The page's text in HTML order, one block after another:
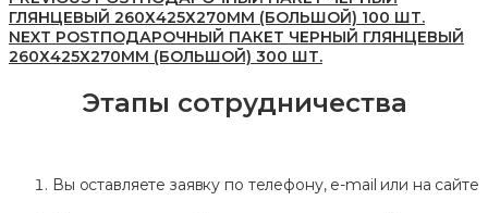
ГЛЯНЦЕВЫЙ 260Х425Х270ММ (БОЛЬШОЙ) 100 ШТ.
NEXT POSTПОДАРОЧНЫЙ ПАКЕТ ЧЕРНЫЙ ГЛЯНЦЕВЫЙ
260Х425Х270ММ (БОЛЬШОЙ) 300 ШТ.
Этапы сотрудничества
Вы оставляете заявку по телефону, e-mail или на сайте